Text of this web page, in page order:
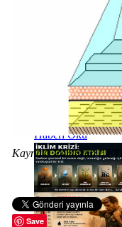
Haberi Oku
Kaynak: Ramazan
Save